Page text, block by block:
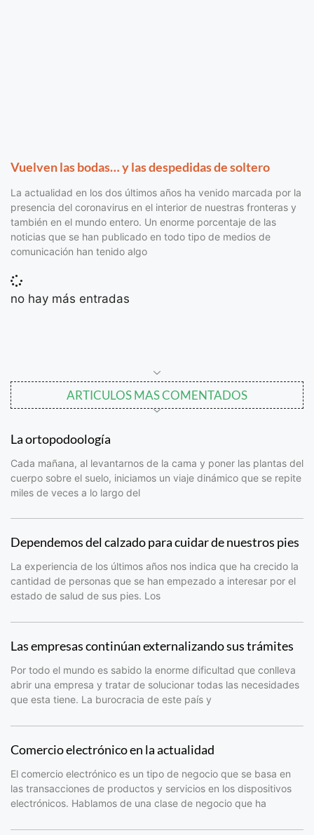
ARTICULOS MAS COMENTADOS
La ortopodoología
Cada mañana, al levantarnos de la cama y poner las plantas del
cuerpo sobre el suelo, iniciamos un viaje dinámico que se repite
miles de veces a lo largo del
Dependemos del calzado para cuidar de nuestros pies
La experiencia de los últimos años nos indica que ha crecido la
cantidad de personas que se han empezado a interesar por el
estado de salud de sus pies. Los
Las empresas continúan externalizando sus trámites
Por todo el mundo es sabido la enorme dificultad que conlleva
abrir una empresa y tratar de solucionar todas las necesidades
que esta tiene. La burocracia de este país y
Comercio electrónico en la actualidad
El comercio electrónico es un tipo de negocio que se basa en
las transacciones de productos y servicios en los dispositivos
electrónicos. Hablamos de una clase de negocio que ha
Vuelven las bodas… y las despedidas de soltero
La actualidad en los dos últimos años ha venido marcada por la
presencia del coronavirus en el interior de nuestras fronteras y
también en el mundo entero. Un enorme porcentaje de las
noticias que se han publicado en todo tipo de medios de
comunicación han tenido algo
no hay más entradas